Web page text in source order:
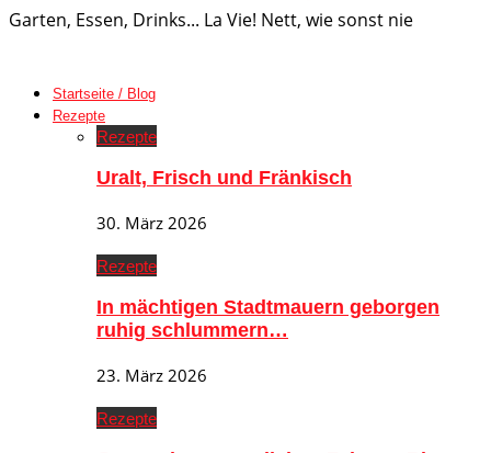
Garten, Essen, Drinks... La Vie! Nett, wie sonst nie
Startseite / Blog
Rezepte
Rezepte
Uralt, Frisch und Fränkisch
30. März 2026
Rezepte
In mächtigen Stadtmauern geborgen
ruhig schlummern…
23. März 2026
Rezepte